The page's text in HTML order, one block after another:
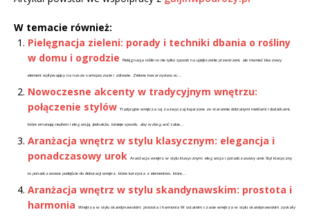
W temacie również:
Pielęgnacja zieleni: porady i techniki dbania o rośliny
w domu i ogrodzie
Pielęgnacja roślin to nie tylko sposób na upiększenie przestrzeni, ale również kluczowy
element wpływający na nasze samopoczucie i zdrowie. Zielone towarzystwo w...
Nowoczesne akcenty w tradycyjnym wnętrzu:
połączenie stylów Tradycyjne wnętrza są zazwyczaj kojarzone ze starannie dobranymi meblami i dodatkami,
które emanują ciepłem i elegancją. Jednakże, istnieje sposób, aby wzbogacić takie...
Aranżacja wnętrz w stylu klasycznym: elegancja i
ponadczasowy urok Aranżacja wnętrz w stylu klasycznym: elegancja i ponadczasowy urok Styl klasyczny
to ponadczasowe podejście do dekoracji wnętrz, które korzysta z elementów, które...
Aranżacja wnętrz w stylu skandynawskim: prostota i
harmonia
Wnętrza w stylu skandynawskim: prostota i harmonia W ostatnim czasie wnętrza w stylu skandynawskim zyskały